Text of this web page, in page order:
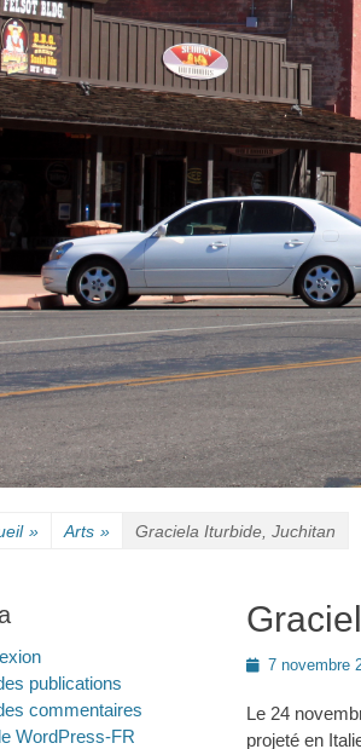
» Arts » Graciela Iturbide, Juchitan
Posted7 novembre
Le 24
projeté en
publications
commentaires
WordPress-FR